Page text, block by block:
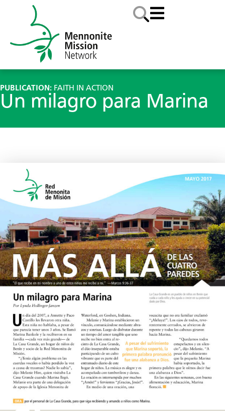
PUBLICATION: FAITH IN ACTION
Un milagro para Marina